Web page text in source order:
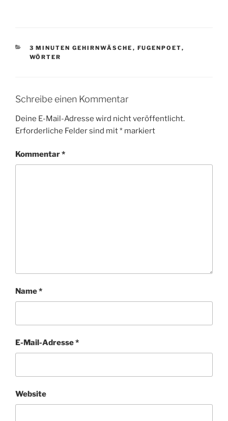
KATEGORIEN
3 MINUTEN GEHIRNWÄSCHE , FUGENPOET,
WÖRTER
Schreibe einen Kommentar
Deine E-Mail-Adresse wird nicht veröffentlicht.
Erforderliche Felder sind mit* markiert
Kommentar*
Name*
E-Mail-Adresse*
Website